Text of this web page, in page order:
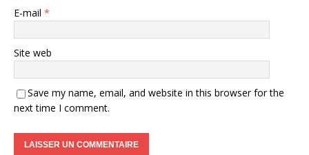
E-mail *
Site web
Save my name, email, and website in this browser for the
next time I comment.